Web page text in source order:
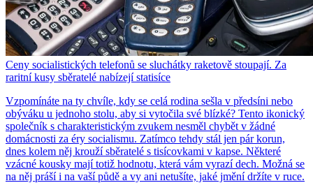
Ceny socialistických telefonů se sluchátky raketově stoupají. Za
raritní kusy sběratelé nabízejí statisíce
Vzpomínáte na ty chvíle, kdy se celá rodina sešla v předsíni nebo
obýváku u jednoho stolu, aby si vytočila své blízké? Tento ikonický
společník s charakteristickým zvukem nesměl chybět v žádné
domácnosti za éry socialismu. Zatímco tehdy stál jen pár korun,
dnes kolem něj krouží sběratelé s tisícovkami v kapse. Některé
vzácné kousky mají totiž hodnotu, která vám vyrazí dech. Možná se
na něj práší i na vaší půdě a vy ani netušíte, jaké jmění držíte v ruce.